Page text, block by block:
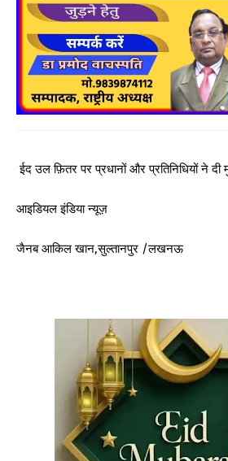
ईद उल फ़ितर पर प्रधानों और प्रतिनिधियों ने दी
आइडियल इंडिया न्यूज़
जैनब आकिल खान,सुल्तानपुर /लखनऊ